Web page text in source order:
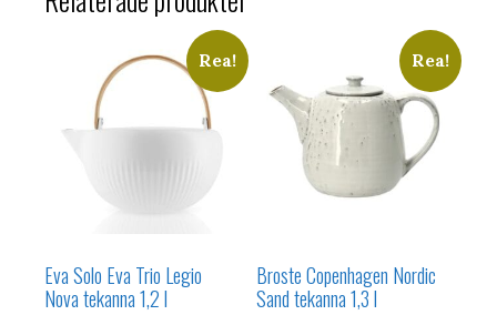
Rea!
Eva Solo Eva Trio Legio
Nova tekanna 1,2 l
Rea!
Broste Copenhagen Nordic
Sand tekanna 1,3 l